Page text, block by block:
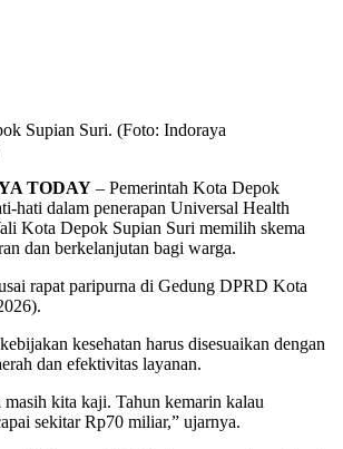
Supian Suri. (Foto: Indoraya
TODAY – Pemerintah Kota Depok
hati dalam penerapan Universal Health
Kota Depok Supian Suri memilih skema
dan berkelanjutan bagi warga.
rapat paripurna di Gedung DPRD Kota
kesehatan harus disesuaikan dengan
dan efektivitas layanan.
kita kaji. Tahun kemarin kalau
sekitar Rp70 miliar,” ujarnya.